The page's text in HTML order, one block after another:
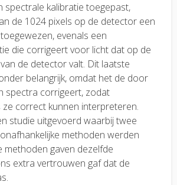
spectrale kalibratie toegepast,
de 1024 pixels op de detector een
evenals een
die corrigeert voor licht dat op de
de detector valt. Dit laatste
belangrijk, omdat het de door
spectra corrigeert, zodat
correct kunnen interpreteren.
studie uitgevoerd waarbij twee
methoden werden
methoden gaven dezelfde
extra vertrouwen gaf dat de